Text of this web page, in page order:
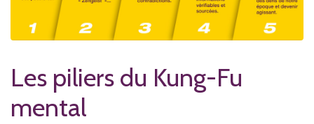
Les piliers du Kung-Fu
mental